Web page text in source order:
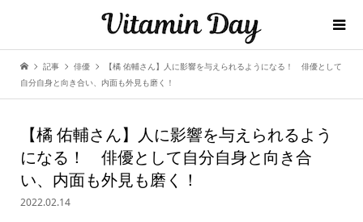
記事 俳優
【橘 佑輔さん】人に影響を与えられるようになる！ 俳優として
自分自身と向き合い、内面も外見も磨く！
【橘 佑輔さん】人に影響を与えられるよう
になる！ 俳優として自分自身と向き合
い、内面も外見も磨く！
2022.02.14